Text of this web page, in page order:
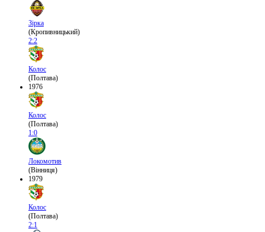
Зірка
(Кропивницький)
2:2
Колос
(Полтава)
1976
Колос
(Полтава)
1:0
Локомотив
(Вінниця)
1979
Колос
(Полтава)
2:1